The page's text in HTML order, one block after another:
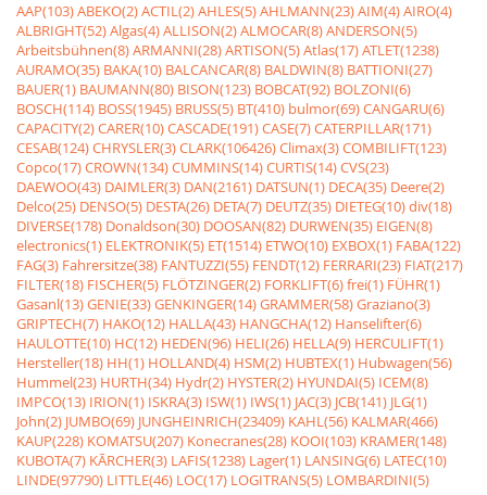
AAP(103)ABEKO(2)ACTIL(2)AHLES(5)AHLMANN(23)AIM(4)AIRO(4)
ALBRIGHT(52)Algas(4)ALLISON(2)ALMOCAR(8)ANDERSON(5)
Arbeitsbühnen(8)ARMANNI(28)ARTISON(5)Atlas(17)ATLET(1238)
AURAMO(35) BAKA(10) BALCANCAR(8) BALDWIN(8) BATTIONI(27)
BAUER(1) BAUMANN(80) BISON(123) BOBCAT(92) BOLZONI(6)
BOSCH(114) BOSS(1945) BRUSS(5) BT(410) bulmor(69)CANGARU(6)
CAPACITY(2)CARER(10)CASCADE(191)CASE(7)CATERPILLAR(171)
CESAB(124)CHRYSLER(3)CLARK(106426)Climax(3)COMBILIFT(123)
Copco(17)CROWN(134)CUMMINS(14)CURTIS(14)CVS(23)
DAEWOO(43) DAIMLER(3) DAN(2161) DATSUN(1) DECA(35) Deere(2)
Delco(25) DENSO(5) DESTA(26) DETA(7) DEUTZ(35) DIETEG(10)div(18)
DIVERSE(178) Donaldson(30) DOOSAN(82) DURWEN(35) EIGEN(8)
electronics(1) ELEKTRONIK(5) ET(1514) ETWO(10) EXBOX(1) FABA(122)
FAG(3) Fahrersitze(38) FANTUZZI(55) FENDT(12) FERRARI(23) FIAT(217)
FILTER(18) FISCHER(5) FLÖTZINGER(2) FORKLIFT(6)frei(1) FÜHR(1)
Gasanl(13)GENIE(33)GENKINGER(14)GRAMMER(58)Graziano(3)
GRIPTECH(7) HAKO(12) HALLA(43) HANGCHA(12) Hanselifter(6)
HAULOTTE(10) HC(12) HEDEN(96) HELI(26) HELLA(9) HERCULIFT(1)
Hersteller(18) HH(1) HOLLAND(4) HSM(2) HUBTEX(1) Hubwagen(56)
Hummel(23) HURTH(34) Hydr(2) HYSTER(2) HYUNDAI(5) ICEM(8)
IMPCO(13) IRION(1) ISKRA(3) ISW(1) IWS(1) JAC(3) JCB(141) JLG(1)
John(2) JUMBO(69) JUNGHEINRICH(23409) KAHL(56) KALMAR(466)
KAUP(228) KOMATSU(207) Konecranes(28) KOOI(103) KRAMER(148)
KUBOTA(7) KÃRCHER(3) LAFIS(1238) Lager(1) LANSING(6) LATEC(10)
LINDE(97790) LITTLE(46) LOC(17) LOGITRANS(5) LOMBARDINI(5)